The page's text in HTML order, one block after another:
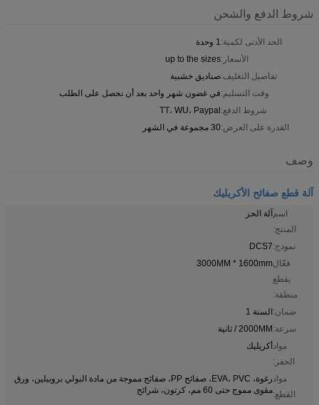
شروط الدفع والشحن
الحد الأدنى لكمية:1 وحدة
الأسعار:up to the sizes
تفاصيل التغليف:صناديق خشبية
وقت التسليم:في غضون شهر واحد بعد أن نحصل على الطلب
شروط الدفع:TT، WU، Paypal
القدرة على العرض:30 مجموعة في الشهر
وصف
آلة قطع صفائح الأكريليك
اسم
المنتج:
آلة الحز
نموذج:DCS7
فعّال
يقطع
منطقة:
3000MM * 1600mm
ضمان:السنة 1
سرعة:2000MM / ثانية
مواد
الحفر:
أكريليك
مواد
القطع:
رغوة، EVA، PVC، صفائح PP، صفائح مموجة من مادة البولي بروبيلين، ورق
مقوى مموج حتى 60 مم، كرتون، شرائح